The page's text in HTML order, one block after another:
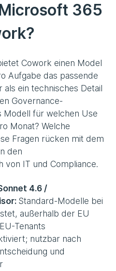
365
Cowork einen Model
Aufgabe das passende
als ein technisches Detail
Governance-
Modell für welchen Use
Monat? Welche
Fragen rücken mit dem
den
von IT und Compliance.
4.6 /
Standard-Modelle bei
außerhalb der EU
Tenants
nutzbar nach
und